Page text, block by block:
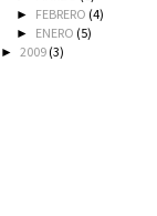
► FEBRERO (4)
► ENERO (5)
► 2009 (3)